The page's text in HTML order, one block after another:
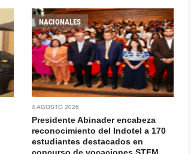
NACIONALES
4 AGOSTO 2026
Presidente Abinader encabeza
reconocimiento del Indotel a 170
estudiantes destacados en
concurso de vocaciones STEM